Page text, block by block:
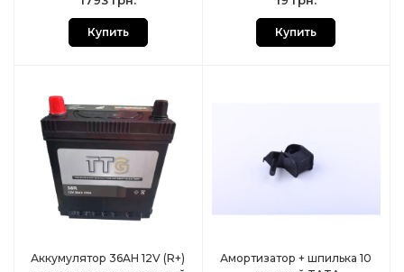
Купить Купить
Аккумулятор 36AH 12V (R+)
Амортизатор + шпилька 10